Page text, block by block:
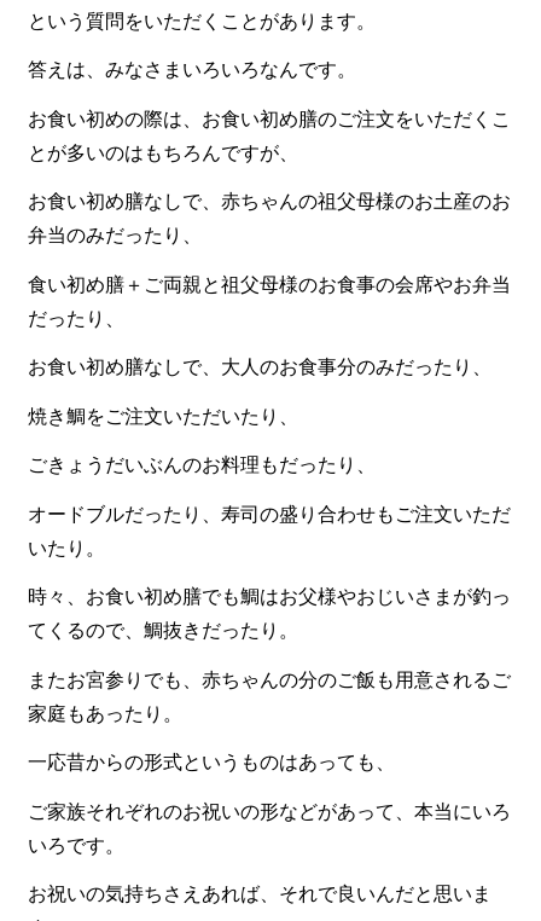
近江(滋賀)地方ゆかりの弁当
四得オードブル
寿司・会席膳
高級弁当
オードブル
一品料理
お食い初め・お子様膳
スタッフブログ
求人情報
ログイン・マイページ
特定商取引法に基づく表記
という質問をいただくことがあります。
答えは、みなさまいろいろなんです。
お食い初めの際は、お食い初め膳のご注文をいただくこ
とが多いのはもちろんですが、
お食い初め膳なしで、赤ちゃんの祖父母様のお土産のお
弁当のみだったり、
食い初め膳＋ご両親と祖父母様のお食事の会席やお弁当
だったり、
お食い初め膳なしで、大人のお食事分のみだったり、
焼き鯛をご注文いただいたり、
ごきょうだいぶんのお料理もだったり、
オードブルだったり、寿司の盛り合わせもご注文いただ
いたり。
時々、お食い初め膳でも鯛はお父様やおじいさまが釣っ
てくるので、鯛抜きだったり。
またお宮参りでも、赤ちゃんの分のご飯も用意されるご
家庭もあったり。
一応昔からの形式というものはあっても、
ご家族それぞれのお祝いの形などがあって、本当にいろ
いろです。
お祝いの気持ちさえあれば、それで良いんだと思いま